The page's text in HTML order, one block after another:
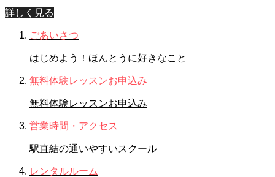
詳しく見る
ごあいさつ
はじめよう！ほんとうに好きなこと
無料体験レッスンお申込み
無料体験レッスンお申込み
営業時間・アクセス
駅直結の通いやすいスクール
レンタルルーム